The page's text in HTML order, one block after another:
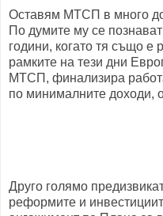
Оставям МТСП в много
По думите му се
години, когато тя също е
рамките на тези дни
МТСП, финализира
по минималните доходи,
Друго голямо
реформите и